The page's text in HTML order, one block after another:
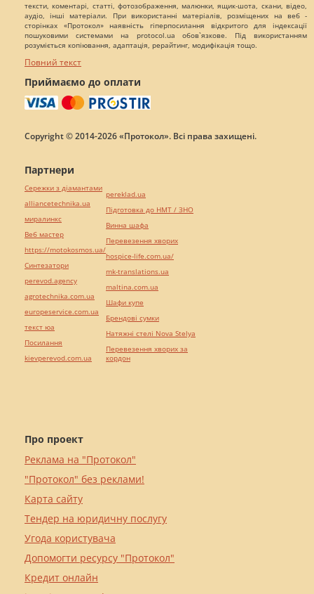
тексти, коментарі, статті, фотозображення, малюнки, ящик-шота, скани, відео,
аудіо, інші матеріали. При використанні матеріалів, розміщених на веб -
сторінках «Протокол» наявність гіперпосилання відкритого для індексації
пошуковими системами на protocol.ua обов`язкове. Під використанням
розуміється копіювання, адаптація, рерайтинг, модифікація тощо.
Повний текст
Приймаємо до оплати
Copyright © 2014-2026 «Протокол». Всі права захищені.
Про проект
Реклама на "Протокол"
"Протокол" без реклами!
Карта сайту
Тендер на юридичну послугу
Угода користувача
Допомогти ресурсу "Протокол"
Кредит онлайн
Партнери
Сережки з діамантами
alliancetechnika.ua
миралинкс
Веб мастер
https://motokosmos.ua/
Синтезатори
perevod.agency
agrotechnika.com.ua
europeservice.com.ua
текст юа
Посилання
kievperevod.com.ua
pereklad.ua
Підготовка до НМТ / ЗНО
Винна шафа
Перевезення хворих
hospice-life.com.ua/
mk-translations.ua
maltina.com.ua
Шафи купе
Брендові сумки
Натяжні стелі Nova Stelya
Перевезення хворих за
кордон